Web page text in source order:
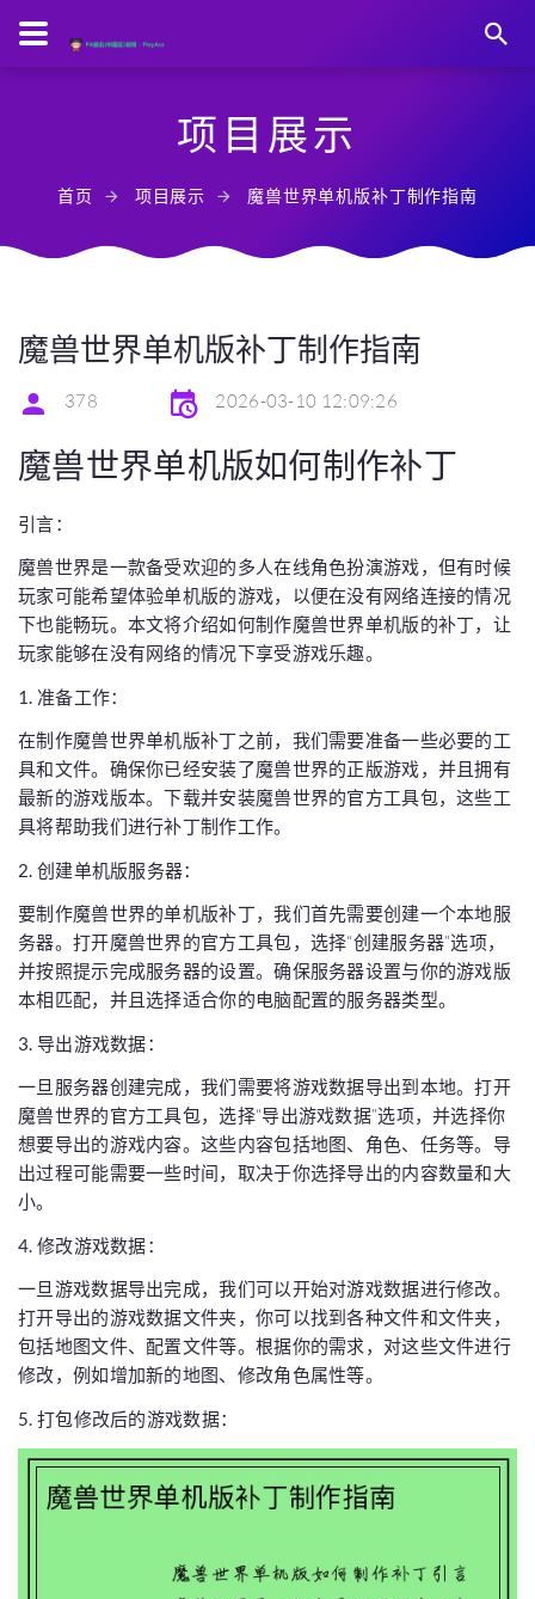
项目展示
首页 项目展示 魔兽世界单机版补丁制作指南
魔兽世界单机版补丁制作指南
378 2026-03-10 12:09:26
魔兽世界单机版如何制作补丁
引言：
魔兽世界是一款备受欢迎的多人在线角色扮演游戏，但有时候
玩家可能希望体验单机版的游戏，以便在没有网络连接的情况
下也能畅玩。本文将介绍如何制作魔兽世界单机版的补丁，让
玩家能够在没有网络的情况下享受游戏乐趣。
1. 准备工作：
在制作魔兽世界单机版补丁之前，我们需要准备一些必要的工
具和文件。确保你已经安装了魔兽世界的正版游戏，并且拥有
最新的游戏版本。下载并安装魔兽世界的官方工具包，这些工
具将帮助我们进行补丁制作工作。
2. 创建单机版服务器：
要制作魔兽世界的单机版补丁，我们首先需要创建一个本地服
务器。打开魔兽世界的官方工具包，选择“创建服务器”选项，
并按照提示完成服务器的设置。确保服务器设置与你的游戏版
本相匹配，并且选择适合你的电脑配置的服务器类型。
3. 导出游戏数据：
一旦服务器创建完成，我们需要将游戏数据导出到本地。打开
魔兽世界的官方工具包，选择“导出游戏数据”选项，并选择你
想要导出的游戏内容。这些内容包括地图、角色、任务等。导
出过程可能需要一些时间，取决于你选择导出的内容数量和大
小。
4. 修改游戏数据：
一旦游戏数据导出完成，我们可以开始对游戏数据进行修改。
打开导出的游戏数据文件夹，你可以找到各种文件和文件夹，
包括地图文件、配置文件等。根据你的需求，对这些文件进行
修改，例如增加新的地图、修改角色属性等。
5. 打包修改后的游戏数据：